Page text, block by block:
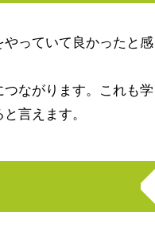
やっていて良かったと感
ながります。これも学
と言えます。